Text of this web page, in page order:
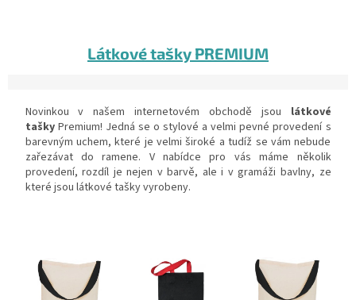
Látkové tašky PREMIUM
Novinkou v našem internetovém obchodě jsou látkové
tašky Premium! Jedná se o stylové a velmi pevné provedení s
barevným uchem, které je velmi široké a tudíž se vám nebude
zařezávat do ramene. V nabídce pro vás máme několik
provedení, rozdíl je nejen v barvě, ale i v gramáži bavlny, ze
které jsou látkové tašky vyrobeny.